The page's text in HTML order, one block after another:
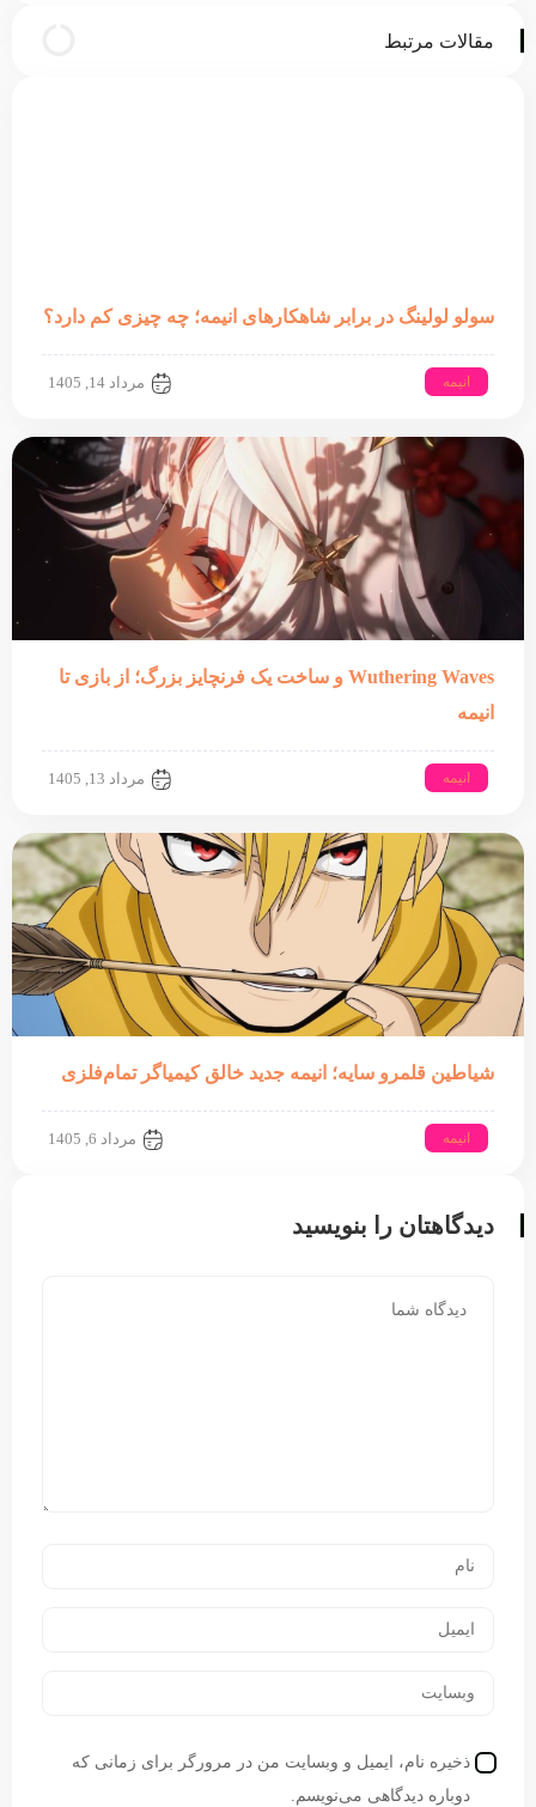
مقالات مرتبط
سولو لولینگ در برابر شاهکارهای انیمه؛ چه چیزی کم دارد؟
انیمه مرداد 14, 1405
Wuthering Waves و ساخت یک فرنچایز بزرگ؛ از بازی تا
انیمه
انیمه مرداد 13, 1405
شیاطین قلمرو سایه؛ انیمه جدید خالق کیمیاگر تمام‌فلزی
انیمه مرداد 6, 1405
دیدگاهتان را بنویسید
ذخیره نام، ایمیل و وبسایت من در مرورگر برای زمانی که
دوباره دیدگاهی می‌نویسم.